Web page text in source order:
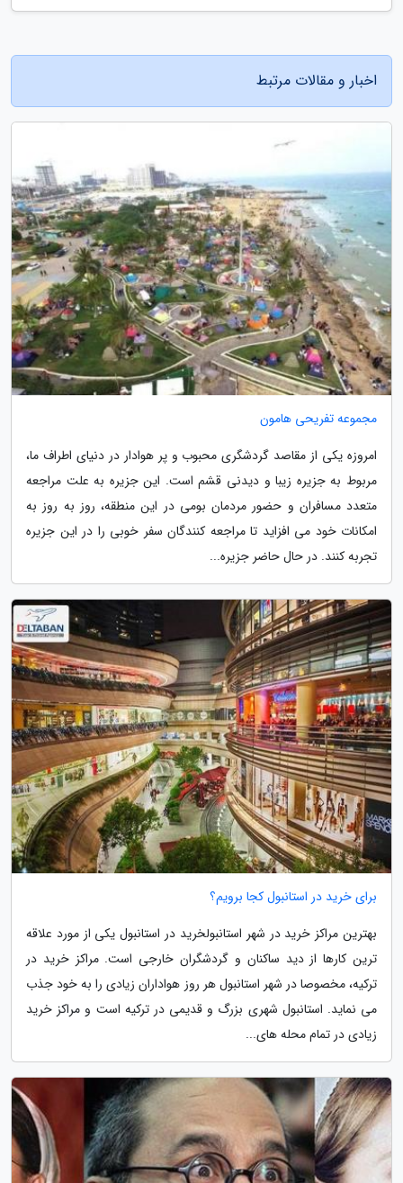
اخبار و مقالات مرتبط
مجموعه تفریحی هامون
امروزه یکی از مقاصد گردشگری محبوب و پر هوادار در دنیای اطراف ما،
مربوط به جزیره زیبا و دیدنی قشم است. این جزیره به علت مراجعه
متعدد مسافران و حضور مردمان بومی در این منطقه، روز به روز به
امکانات خود می افزاید تا مراجعه کنندگان سفر خوبی را در این جزیره
تجربه کنند. در حال حاضر جزیره...
برای خرید در استانبول کجا برویم؟
بهترین مراکز خرید در شهر استانبولخرید در استانبول یکی از مورد علاقه
ترین کارها از دید ساکنان و گردشگران خارجی است. مراکز خرید در
ترکیه، مخصوصا در شهر استانبول هر روز هواداران زیادی را به خود جذب
می نماید. استانبول شهری بزرگ و قدیمی در ترکیه است و مراکز خرید
زیادی در تمام محله های...